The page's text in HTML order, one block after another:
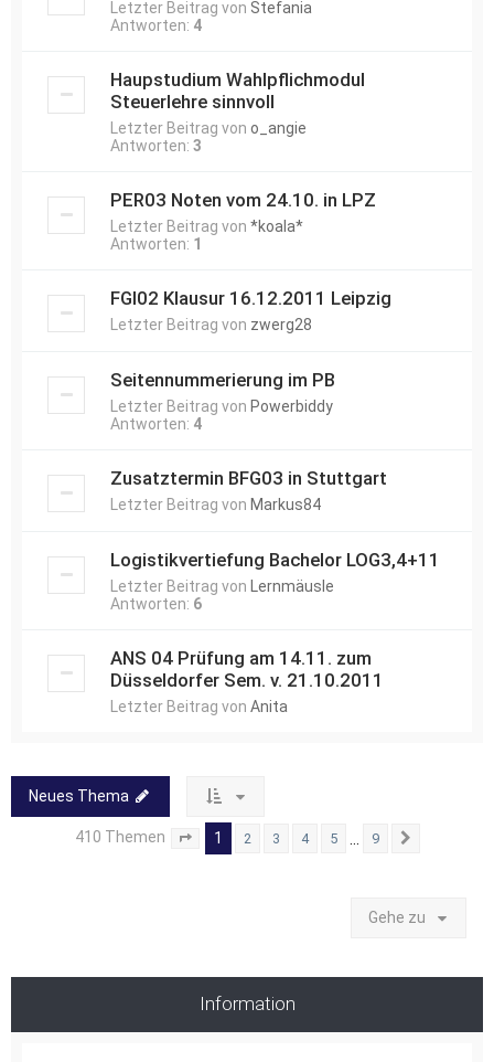
Letzter Beitrag von Stefania
Antworten: 4
Haupstudium Wahlpflichmodul
Steuerlehre sinnvoll
Letzter Beitrag von o_angie
Antworten: 3
PER03 Noten vom 24.10. in LPZ
Letzter Beitrag von *koala*
Antworten: 1
FGI02 Klausur 16.12.2011 Leipzig
Letzter Beitrag von zwerg28
Seitennummerierung im PB
Letzter Beitrag von Powerbiddy
Antworten: 4
Zusatztermin BFG03 in Stuttgart
Letzter Beitrag von Markus84
Logistikvertiefung Bachelor LOG3,4+11
Letzter Beitrag von
Lernmäusle
Antworten: 6
ANS 04 Prüfung am 14.11. zum
Düsseldorfer Sem. v. 21.10.2011
Letzter Beitrag von Anita
Neues Thema
410 Themen Seite von 9
1 2 3 4 5 9
Gehe zu
Information